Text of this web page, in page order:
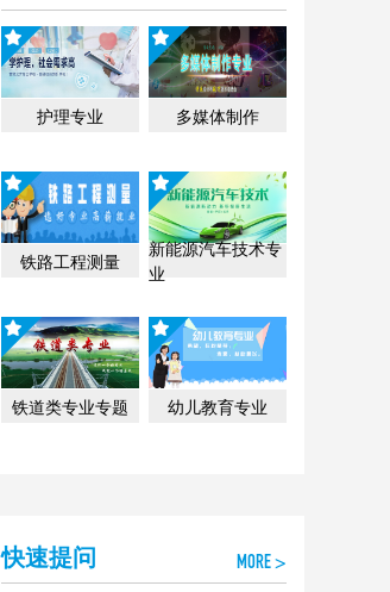
护理专业 多媒体制作
铁路工程测量
新能源汽车技术专
业
铁道类专业专题 幼儿教育专业
快速提问 MORE >